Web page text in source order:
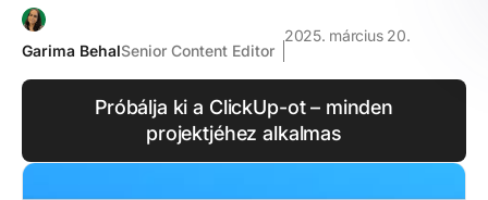
Garima BehalSenior Content Editor
2025. március 20.
Próbálja ki a ClickUp-ot – minden
projektjéhez alkalmas